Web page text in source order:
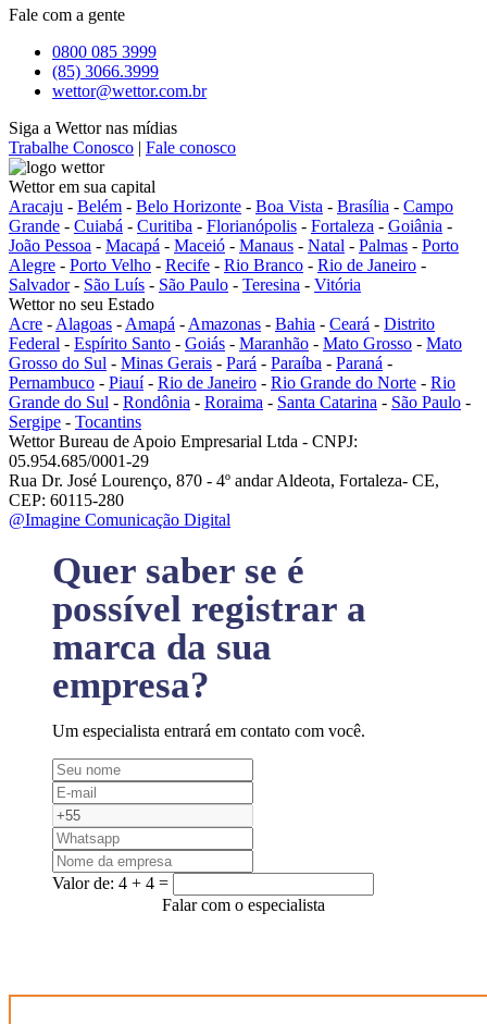
Fale com a gente
0800 085 3999
(85) 3066.3999
wettor@wettor.com.br
Siga a Wettor nas mídias
Trabalhe Conosco | Fale conosco
Wettor em sua capital
Aracaju - Belém - Belo Horizonte - Boa Vista - Brasília - Campo
Grande - Cuiabá - Curitiba - Florianópolis - Fortaleza - Goiânia -
João Pessoa - Macapá - Maceió - Manaus - Natal - Palmas - Porto
Alegre - Porto Velho - Recife - Rio Branco - Rio de Janeiro -
Salvador- São Luís - São Paulo - Teresina - Vitória
Wettor no seu Estado
Acre - Alagoas - Amapá - Amazonas - Bahia - Ceará - Distrito
Federal - Espírito Santo - Goiás - Maranhão - Mato Grosso - Mato
Grosso do Sul - Minas Gerais - Pará - Paraíba - Paraná -
Pernambuco - Piauí- Rio de Janeiro - Rio Grande do Norte - Rio
Grande do Sul - Rondônia - Roraima - Santa Catarina - São Paulo -
Sergipe - Tocantins
Wettor Bureau de Apoio Empresarial Ltda - CNPJ:
05.954.685/0001-29
Rua Dr. José Lourenço, 870 - 4º andar Aldeota, Fortaleza- CE,
CEP: 60115-280
@Imagine Comunicação Digital
Quer saber se é
possível registrar a
marca da sua
empresa?
Um especialista entrará em contato com você.
Valor de: 4 + 4 =
Falar com o especialista